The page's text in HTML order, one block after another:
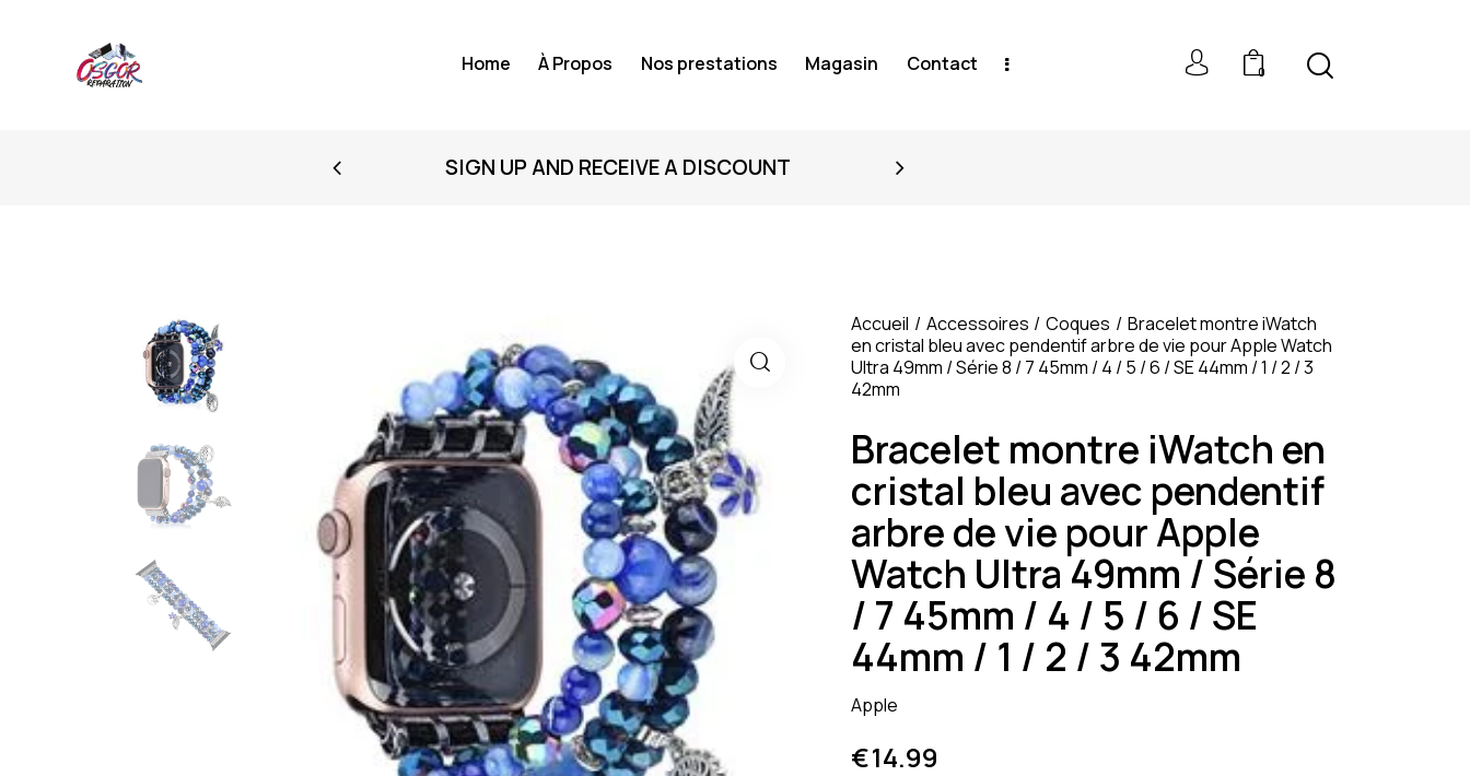
Home À Propos Nos prestations Magasin Contact 0
SIGN UP AND RECEIVE A DISCOUNT
Accueil Accessoires Coques
Bracelet montre iWatch
en cristal bleu avec pendentif arbre de vie pour Apple Watch
Ultra 49mm / Série 8 / 7 45mm / 4 / 5 / 6 / SE 44mm / 1 / 2 / 3
42mm
Bracelet montre iWatch en
cristal bleu avec pendentif
arbre de vie pour Apple
Watch Ultra 49mm / Série 8
/ 7 45mm / 4 / 5 / 6 / SE
44mm / 1 / 2 / 3 42mm
Apple
€14.99